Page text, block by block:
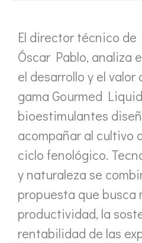
El director técnico de
Óscar Pablo, analiza
el desarrollo y el
gama Gourmed
bioestimulantes
acompañar al cultivo
ciclo fenológico.
y naturaleza se
propuesta que busca
productividad, la
rentabilidad de las